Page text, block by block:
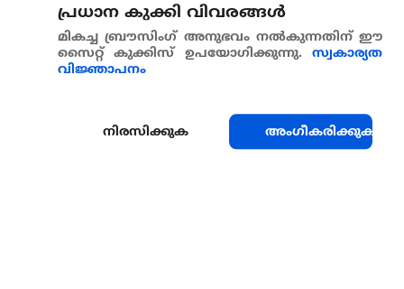
പ്രധാന കുക്കി വിവരങ്ങള്‍
മികച്ച ബ്രൗസിംഗ് അനുഭവം നൽകുന്നതിന് ഈ
സൈറ്റ് കുക്കിസ് ഉപയോഗിക്കുന്നു. സ്വകാര്യത
വിജ്ഞാപനം
നിരസിക്കുക അംഗീകരിക്കുക